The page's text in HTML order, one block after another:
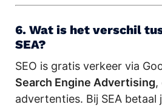
6. Wat is het verschil
SEA?
SEO is gratis verkeer via
Search Engine Advertising,
advertenties. Bij SEA betaal